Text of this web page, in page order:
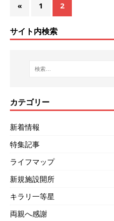
« 1 2
サイト内検索
カテゴリー
新着情報
特集記事
ライフマップ
新規施設開所
キラリ一等星
両親へ感謝